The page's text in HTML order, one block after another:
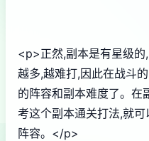
<p>正然,副本是有星级的
越多,越难打,因此在战斗
的阵容和副本难度了。在
考这个副本通关打法,就
阵容。</p>